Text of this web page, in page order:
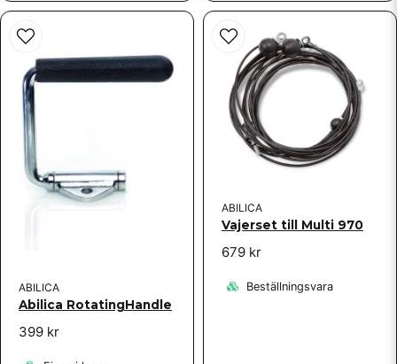
ABILICA
Abilica RotatingHandle
399 kr
ABILICA
Vajerset till Multi 970
679 kr
Beställningsvara